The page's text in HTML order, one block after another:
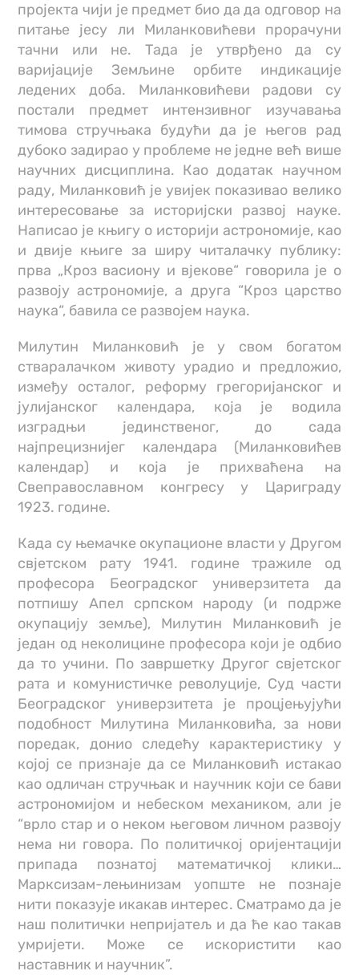
пројекта чији је предмет био да да одговор на
питање јесу ли Миланковићеви прорачуни
тачни или не. Тада је утврђено да су
варијације Земљине орбите индикације
ледених доба. Миланковићеви радови су
постали предмет интензивног изучавања
тимова стручњака будући да је његов рад
дубоко задирао у проблеме не једне већ више
научних дисциплина. Као додатак научном
раду, Миланковић је увијек показивао велико
интересовање за историјски развој науке.
Написао је књигу о историји астрономије, као
и двије књиге за ширу читалачку публику:
прва „Кроз васиону и вјекове“ говорила је о
развоју астрономије, а друга “Кроз царство
наука“, бавила се развојем наука.
Милутин Миланковић је у свом богатом
стваралачком животу урадио и предложио,
између осталог, реформу грегоријанског и
јулијанског календара, која је водила
изградњи јединственог, до сада
најпрецизнијег календара (Миланковићев
календар) и која је прихваћена на
Свеправославном конгресу у Цариграду
1923. године.
Када су њемачке окупационе власти у Другом
свјетском рату 1941. године тражиле од
професора Београдског универзитета да
потпишу Апел српском народу (и подрже
окупацију земље), Милутин Миланковић је
један од неколицине професора који је одбио
да то учини. По завршетку Другог свјетског
рата и комунистичке револуције, Суд части
Београдског универзитета је процјењујући
подобност Милутина Миланковића, за нови
поредак, донио следећу карактеристику у
којој се признаје да се Миланковић истакао
као одличан стручњак и научник који се бави
астрономијом и небеском механиком, али је
“врло стар и о неком његовом личном развоју
нема ни говора. По политичкој оријентацији
припада познатој математичкој клики…
Марксизам-лењинизам уопште не познаје
нити показује икакав интерес. Сматрамо да је
наш политички непријатељ и да ће као такав
умријети. Може се искористити као
наставник и научник”.